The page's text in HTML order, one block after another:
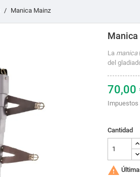
Manica Mainz
La manica
del
70,00
Impuestos
Cantidad
